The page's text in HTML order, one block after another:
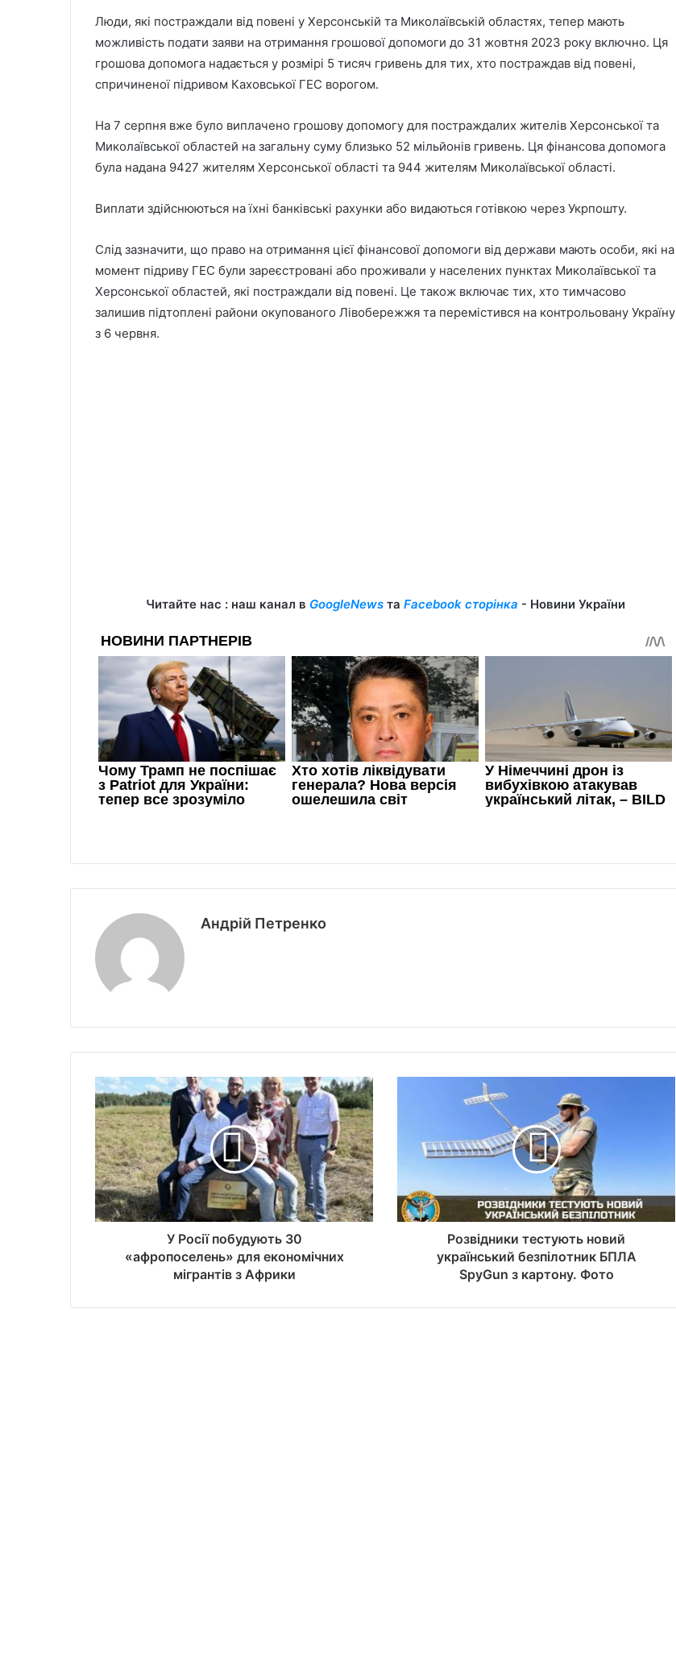
Люди, які постраждали від повені у Херсонській та Миколаївській областях, тепер мають
можливість подати заяви на отримання грошової допомоги до 31 жовтня 2023 року включно. Ця
грошова допомога надається у розмірі 5 тисяч гривень для тих, хто постраждав від повені,
спричиненої підривом Каховської ГЕС ворогом.
На 7 серпня вже було виплачено грошову допомогу для постраждалих жителів Херсонської та
Миколаївської областей на загальну суму близько 52 мільйонів гривень. Ця фінансова допомога
була надана 9427 жителям Херсонської області та 944 жителям Миколаївської області.
Виплати здійснюються на їхні банківські рахунки або видаються готівкою через Укрпошту.
Слід зазначити, що право на отримання цієї фінансової допомоги від держави мають особи, які на
момент підриву ГЕС були зареєстровані або проживали у населених пунктах Миколаївської та
Херсонської областей, які постраждали від повені. Це також включає тих, хто тимчасово
залишив підтоплені райони окупованого Лівобережжя та перемістився на контрольовану Україну
з 6 червня.
Читайте нас : наш канал в GoogleNewsта Facebook сторінка - Новини України
Андрій Петренко
У Росії побудують 30
«афропоселень» для економічних
мігрантів з Африки
Розвідники тестують новий
український безпілотник БПЛА
SpyGun з картону. Фото